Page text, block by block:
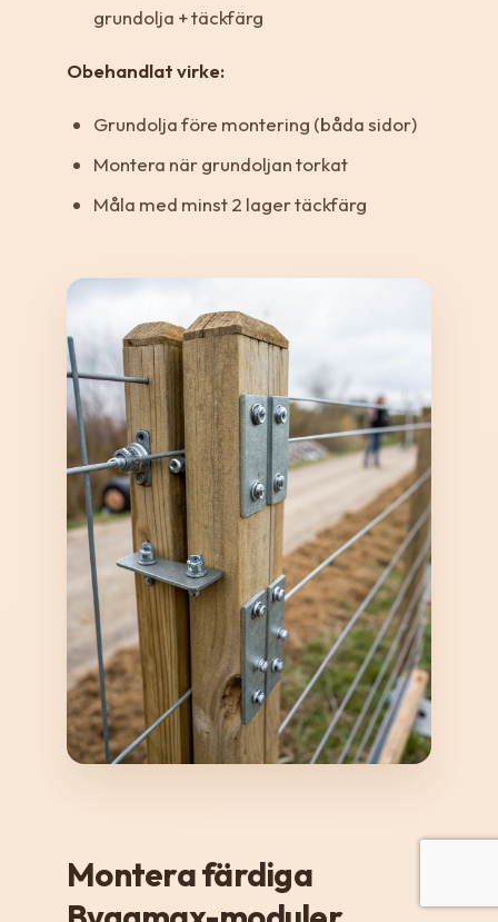
grundolja + täckfärg
Obehandlat virke:
Grundolja före montering (båda sidor)
Montera när grundoljan torkat
Måla med minst 2 lager täckfärg
Montera färdiga